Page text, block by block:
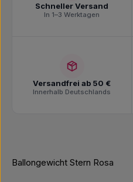
Schneller Versand
In 1–3 Werktagen
Versandfrei ab 50 €
Innerhalb Deutschlands
Ballongewicht Stern Rosa